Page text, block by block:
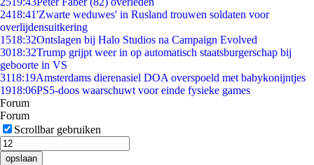
2418:41'Zwarte weduwes' in Rusland trouwen soldaten voor
overlijdensuitkering
1518:32Ontslagen bij Halo Studios na Campaign Evolved
3018:32Trump grijpt weer in op automatisch staatsburgerschap bij
geboorte in VS
3118:19Amsterdams dierenasiel DOA overspoeld met babykonijntjes
1918:06PS5-doos waarschuwt voor einde fysieke games
Forum
Forum
Scrollbar gebruiken
opslaan